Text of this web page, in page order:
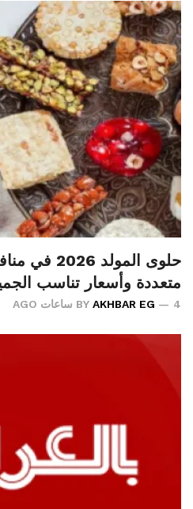
حلوى
متعددة وأسعار تناسب
BY AKHBAR EG 4 ساعات AGO